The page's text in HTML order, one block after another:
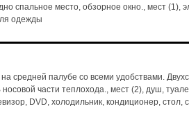
спальное место, обзорное окно., мест (1),
одежды
средней палубе со всеми удобствами.
части теплохода., мест (2), душ,
DVD, холодильник, кондиционер, стол,